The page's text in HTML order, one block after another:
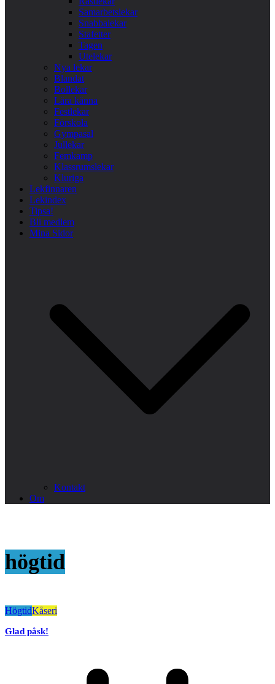
Samarbetslekar
Snabbalekar
Stafetter
Tagen
Utelekar
Nya lekar
Blandat
Bollekar
Lära känna
Festlekar
Förskola
Gympasal
Jullekar
Femkamp
Klassrumslekar
Kluriga
Lekfinnaren
Lekindex
Tipsa!
Bli medlem
Mina Sidor
Kontakt
Om
högtid
HögtidKåseri
Glad påsk!